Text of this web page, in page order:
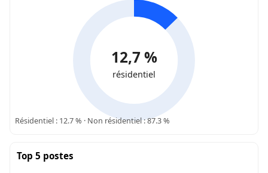
12,7 %
résidentiel
Résidentiel : 12.7 % · Non résidentiel : 87.3 %
Top 5 postes